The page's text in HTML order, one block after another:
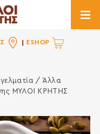
ESHOP
/ Άλλα
ΜΥΛΟΙ ΚΡΗΤΗΣ